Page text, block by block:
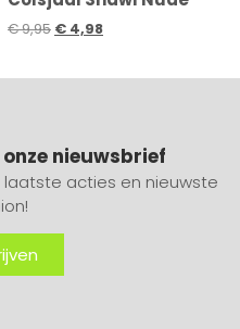
€9,95 € 4,98
nieuwsbrief
acties en nieuwste